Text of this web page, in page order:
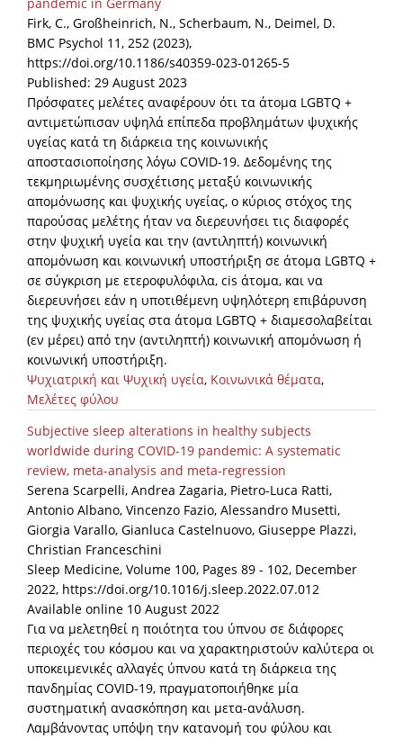
pandemic in Germany
Firk, C., Großheinrich, N., Scherbaum, N., Deimel, D.
BMC Psychol 11, 252 (2023),
https://doi.org/10.1186/s40359-023-01265-5
Published: 29 August 2023
Πρόσφατες μελέτες αναφέρουν ότι τα άτομα LGBTQ +
αντιμετώπισαν υψηλά επίπεδα προβλημάτων ψυχικής
υγείας κατά τη διάρκεια της κοινωνικής
αποστασιοποίησης λόγω COVID-19. Δεδομένης της
τεκμηριωμένης συσχέτισης μεταξύ κοινωνικής
απομόνωσης και ψυχικής υγείας, ο κύριος στόχος της
παρούσας μελέτης ήταν να διερευνήσει τις διαφορές
στην ψυχική υγεία και την (αντιληπτή) κοινωνική
απομόνωση και κοινωνική υποστήριξη σε άτομα LGBTQ +
σε σύγκριση με ετεροφυλόφιλα, cis άτομα, και να
διερευνήσει εάν η υποτιθέμενη υψηλότερη επιβάρυνση
της ψυχικής υγείας στα άτομα LGBTQ + διαμεσολαβείται
(εν μέρει) από την (αντιληπτή) κοινωνική απομόνωση ή
κοινωνική υποστήριξη.
Ψυχιατρική και Ψυχική υγεία, Κοινωνικά θέματα,
Μελέτες φύλου
Subjective sleep alterations in healthy subjects
worldwide during COVID-19 pandemic: A systematic
review, meta-analysis and meta-regression
Serena Scarpelli, Andrea Zagaria, Pietro-Luca Ratti,
Antonio Albano, Vincenzo Fazio, Alessandro Musetti,
Giorgia Varallo, Gianluca Castelnuovo, Giuseppe Plazzi,
Christian Franceschini
Sleep Medicine, Volume 100, Pages 89 - 102, December
2022, https://doi.org/10.1016/j.sleep.2022.07.012
Available online 10 August 2022
Για να μελετηθεί η ποιότητα του ύπνου σε διάφορες
περιοχές του κόσμου και να χαρακτηριστούν καλύτερα οι
υποκειμενικές αλλαγές ύπνου κατά τη διάρκεια της
πανδημίας COVID-19, πραγματοποιήθηκε μία
συστηματική ανασκόπηση και μετα-ανάλυση.
Λαμβάνοντας υπόψη την κατανομή του φύλου και